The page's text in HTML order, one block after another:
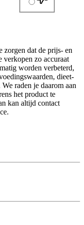
zorgen dat de prijs- en
verkopen zo accuraat
worden verbeterd,
dieet-
raden je daarom aan
het product te
kan altijd contact